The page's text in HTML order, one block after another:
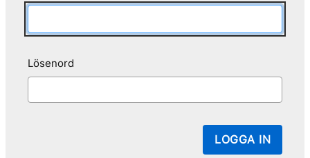
Lösenord
LOGGA IN